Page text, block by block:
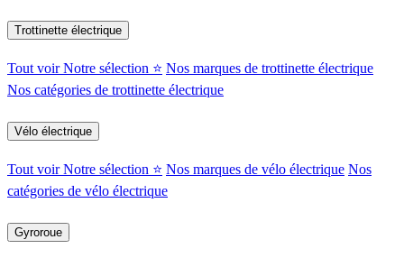
Trottinette électrique
Tout voirNotre sélection ⭐ Nos marques de trottinette électrique
Nos catégories de trottinette électrique
Vélo électrique
Tout voirNotre sélection ⭐ Nos marques de vélo électrique Nos
catégories de vélo électrique
Gyroroue